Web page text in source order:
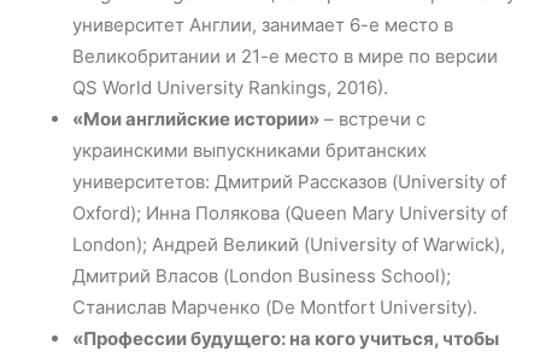
университет Англии, занимает 6-е место в
Великобритании и 21-е место в мире по версии
QS World University Rankings, 2016).
«Мои английские истории» – встречи с
украинскими выпускниками британских
университетов: Дмитрий Рассказов (University of
Oxford); Инна Полякова (Queen Mary University of
London); Андрей Великий (University of Warwick),
Дмитрий Власов (London Business School);
Станислав Марченко (De Montfort University).
«Профессии будущего: на кого учиться, чтобы